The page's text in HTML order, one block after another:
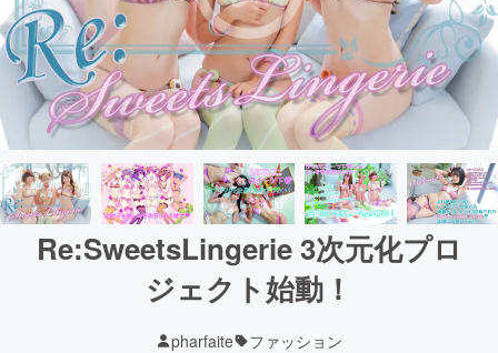
Re:SweetsLingerie 3次元化プロ
ジェクト始動！
pharfaite ファッション